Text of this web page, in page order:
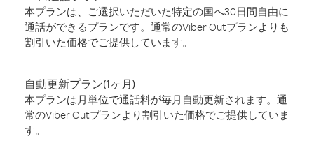
本プランは、ご選択いただいた特定の国へ30日間自由に
通話ができるプランです。通常のViber Outプランよりも
割引いた価格でご提供しています。
自動更新プラン(1ヶ月)
本プランは月単位で通話料が毎月自動更新されます。通
常のViber Outプランより割引いた価格でご提供していま
す。